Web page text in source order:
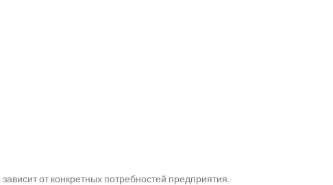
от конкретных потребностей предприятия.